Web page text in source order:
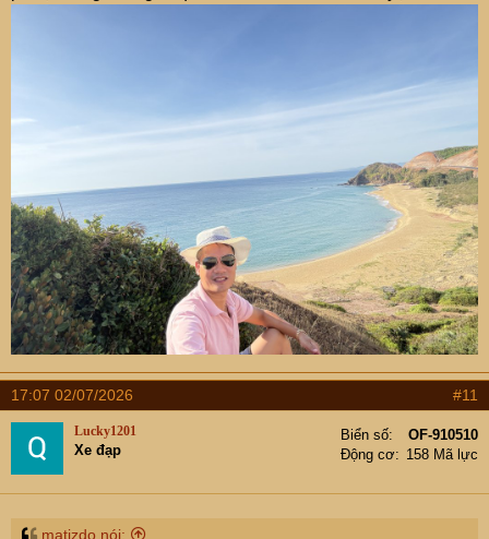
17:07 02/07/2026 #11
Lucky1201
Xe đạp
Biển số
OF-910510
Động cơ
158 Mã lực
matizdo nói: